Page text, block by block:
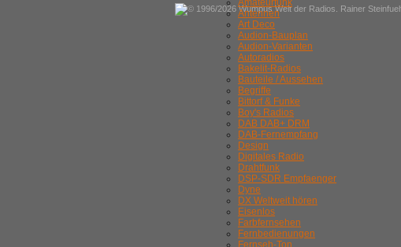
Amateurfunk
Antennen
Art Deco
Audion-Bauplan
Audion-Varianten
Autoradios
Bakelit-Radios
Bauteile / Aussehen
Begriffe
Bittorf & Funke
Boy's Radios
DAB DAB+ DRM
DAB-Fernempfang
Design
Digitales Radio
Drahtfunk
DSP-SDR Empfaenger
Dyne
DX Weltweit hören
Eisenlos
Farbfernsehen
Fernbedienungen
Fernseh-Ton
© 1996/2026 Wumpus Welt der Radios. Rainer